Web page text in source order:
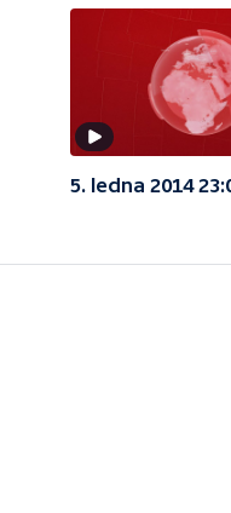
5. ledna 2014